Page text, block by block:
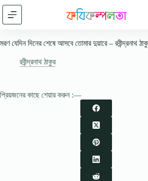
Skip
content
মরণ যেদিন দিনের শেষে আসবে তোমার দুয়ারে – রবীন্দ্রনাথ
রবীন্দ্রনাথ ঠাকুর
প্রিয়জনের কাছে শেয়ার করুন :—